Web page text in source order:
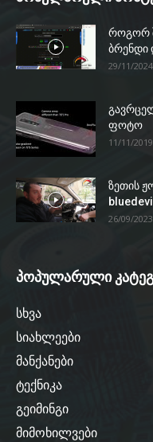
როგორ
ბრენდი
29/11/2024
ფოტო
11/11/2019
ზეთის
26/09/2023
პოპულარული
სხვა
სიახლეები
მანქანები
ტექნიკა
გეიმინგი
მიმოხილვები